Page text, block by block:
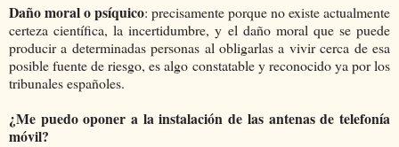
Daño moral o psíquico: precisamente porque no existe actualmente
certeza científica, la incertidumbre, y el daño moral que se puede
producir a determinadas personas al obligarlas a vivir cerca de esa
posible fuente de riesgo, es algo constatable y reconocido ya por los
tribunales españoles.
¿Me puedo oponer a la instalación de las antenas de telefonía
móvil?